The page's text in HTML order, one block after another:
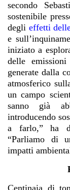
secondo
sostenibile
degli effetti
e
iniziato a
delle
generate dalla
atmosferico
un campo
sanno già
introducendo
a farlo,” ha
“Parliamo di
impatti